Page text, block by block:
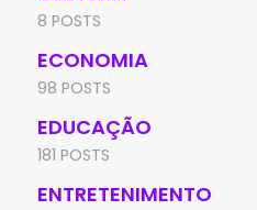
8 POSTS
ECONOMIA
98 POSTS
EDUCAÇÃO
181 POSTS
ENTRETENIMENTO